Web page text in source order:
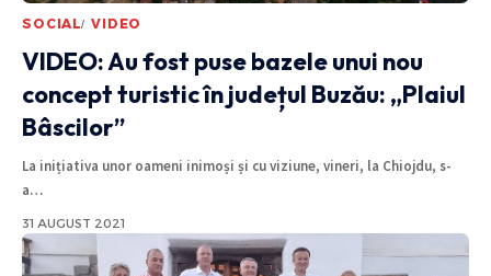
SOCIAL VIDEO
VIDEO: Au fost puse bazele unui nou
concept turistic în județul Buzău: „Plaiul
Bâscilor”
La inițiativa unor oameni inimoși și cu viziune, vineri, la Chiojdu, s-
a…
31 AUGUST 2021